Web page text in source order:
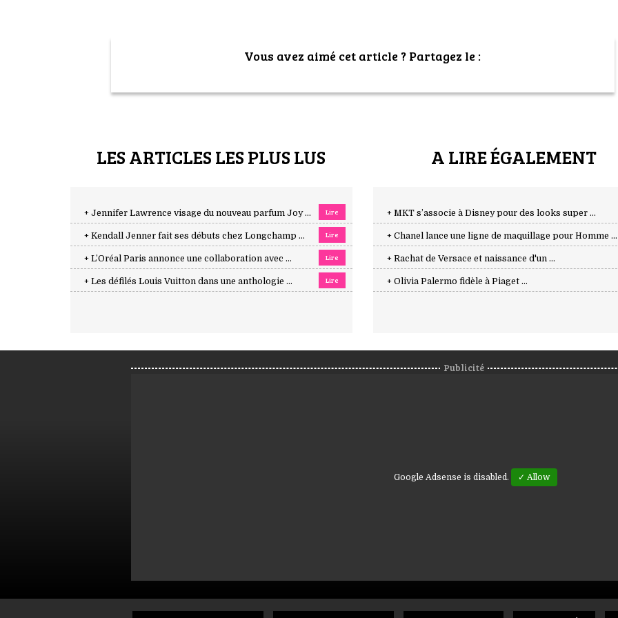
Vous avez aimé cet article ? Partagez le :
LES ARTICLES LES PLUS LUS
+ Jennifer Lawrence visage du nouveau parfum Joy ... Lire
+ Kendall Jenner fait ses débuts chez Longchamp ... Lire
+ L’Oréal Paris annonce une collaboration avec ... Lire
+ Les défilés Louis Vuitton dans une anthologie ... Lire
A LIRE ÉGALEMENT
+ MKT s’associe à Disney pour des looks super ...
+ Chanel lance une ligne de maquillage pour Homme ...
+ Rachat de Versace et naissance d'un ...
+ Olivia Palermo fidèle à Piaget ...
Publicité
Google Adsense is disabled. ✓ Allow